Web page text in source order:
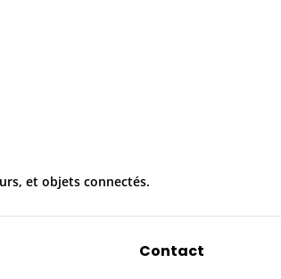
et objets connectés.
Contact